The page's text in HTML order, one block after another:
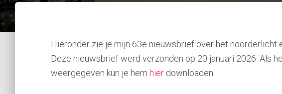
Hieronder zie je mijn 63e nieuwsbrief over het noorderlicht
Deze nieuwsbrief werd verzonden op 20 januari 2026. Als
weergegeven kun je hem hier downloaden.